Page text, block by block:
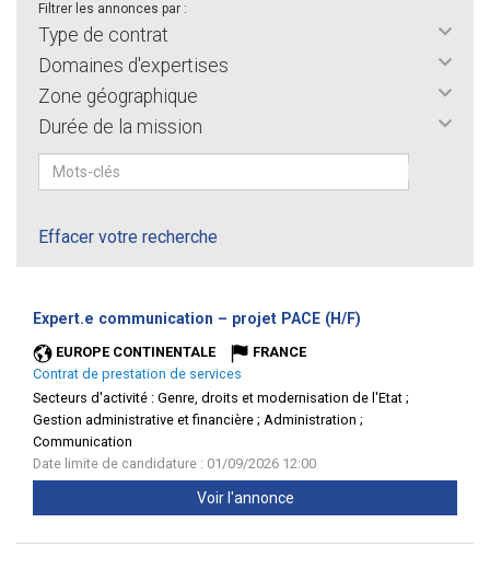
Filtrer les annonces par :
Type de contrat
Domaines d'expertises
Zone géographique
Durée de la mission
Effacer votre recherche
Expert.e communication – projet PACE (H/F)
EUROPE CONTINENTALE
FRANCE
Contrat de prestation de services
Secteurs d'activité : Genre, droits et modernisation de l'Etat ;
Gestion administrative et financière ; Administration ;
Communication
Date limite de candidature : 01/09/2026 12:00
Voir l'annonce